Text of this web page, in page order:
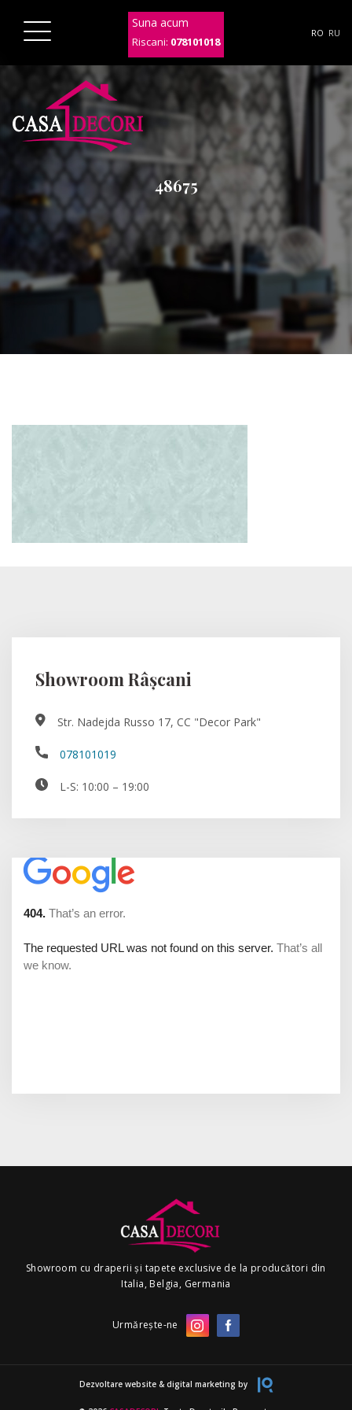
Suna acum
Riscani: 078101018
RO RU
48675
Showroom Râșcani
Str. Nadejda Russo 17, CC "Decor Park"
078101019
L-S: 10:00 – 19:00
Showroom cu draperii și tapete exclusive de la producători din
Italia, Belgia, Germania
Urmărește-ne
Dezvoltare website & digital marketing by